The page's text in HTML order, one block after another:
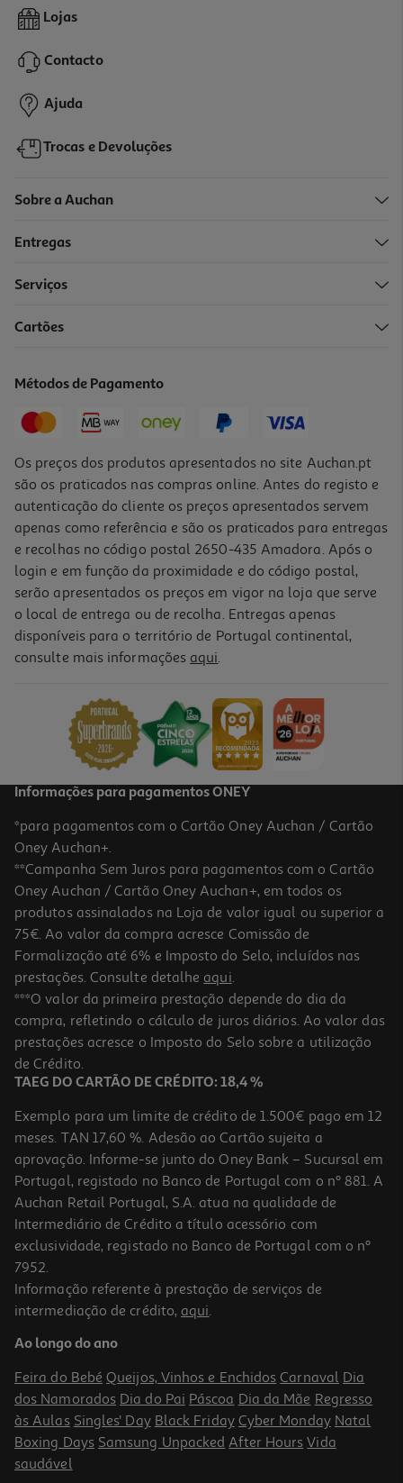
Máquina Lavar Roupa Lg F4x7511tbb - Preto Matte A 11kg
749,99 €
4.7
Máquina De Lavar Roupa Lg F4wr5013a6w - Branco A 13kg
649,99 €
Máquina De Lavar Roupa Candy Br 410bl8-S Branco A-20% 10kg
1400rpm
449.99 €/un
449,99 €
4.7
Máquina De Lavar Roupa Lg F4wr3510a0w - Branco A 10kg
549.99 €/un
549,99 €
Lojas
Contacto
Ajuda
Trocas e Devoluções
Sobre a Auchan
Entregas
Serviços
Cartões
Métodos de Pagamento
Os preços dos produtos apresentados no site Auchan.pt
são os praticados nas compras online. Antes do registo e
autenticação do cliente os preços apresentados servem
apenas como referência e são os praticados para entregas
e recolhas no código postal 2650-435 Amadora. Após o
login e em função da proximidade e do código postal,
serão apresentados os preços em vigor na loja que serve
o local de entrega ou de recolha. Entregas apenas
disponíveis para o território de Portugal continental,
consulte mais informações aqui.
Informações para pagamentos ONEY
*para pagamentos com o Cartão Oney Auchan / Cartão
Oney Auchan+.
**Campanha Sem Juros para pagamentos com o Cartão
Oney Auchan / Cartão Oney Auchan+, em todos os
produtos assinalados na Loja de valor igual ou superior a
75€. Ao valor da compra acresce Comissão de
Formalização até 6% e Imposto do Selo, incluídos nas
prestações. Consulte detalhe aqui.
***O valor da primeira prestação depende do dia da
compra, refletindo o cálculo de juros diários. Ao valor das
prestações acresce o Imposto do Selo sobre a utilização
de Crédito.
TAEG DO CARTÃO DE CRÉDITO: 18,4 %
Exemplo para um limite de crédito de 1.500€ pago em 12
meses. TAN 17,60 %. Adesão ao Cartão sujeita a
aprovação. Informe-se junto do Oney Bank – Sucursal em
Portugal, registado no Banco de Portugal com o nº 881. A
Auchan Retail Portugal, S.A. atua na qualidade de
Intermediário de Crédito a título acessório com
exclusividade, registado no Banco de Portugal com o nº
7952.
Informação referente à prestação de serviços de
intermediação de crédito, aqui.
Ao longo do ano
Feira do Bebé Queijos, Vinhos e Enchidos Carnaval Dia
dos Namorados Dia do Pai Páscoa Dia da Mãe Regresso
às Aulas Singles' Day Black Friday Cyber Monday Natal
Boxing Days Samsung Unpacked After Hours Vida
saudável